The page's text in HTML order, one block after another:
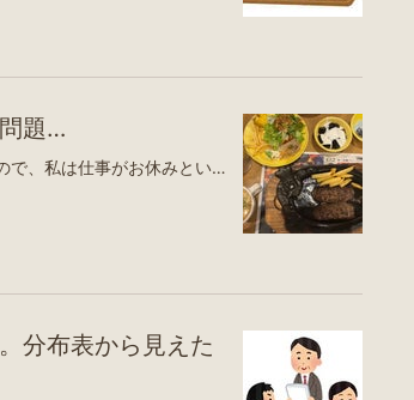
題…
昨日は娘が午前中、部活だったので、私は仕事がお休みということもあり、車で送り迎え🚗部活が終わる頃に迎えに行き、そのままお昼ご飯はブロンコビリーへ🥩お腹いっぱい食べて、その後はスーパーで買い物をして帰宅しました。午後は、ずっと悩んでいた娘の夏期講習について動くことに。まずは、同級生も通っているA塾へ電話をして話を聞きに行ってきました。ところが…。話を聞いてみると、夏期講習だけでは上位クラスの授業は受けられないとのこと。えっ、それ最初に言ってほしかった…💦しかも、9月以降の通常授業を受講することが前提だったようで、そんな説明は今まで一度も聞いていませんでした。こちらは「夏期講習だけ」で考えていると伝えていたので、正直ちょっとモヤモヤ…。そのまま早々に塾をでました。次にB塾へ電話。でも担当の先生方が面談や保護者会で対応中とのことで、この日は話ができず…。残念💦そこで今度は去年夏期講習でおせわになったC塾へ。ちょうど面談中だったそうですが、「1時間後なら大丈夫ですよ」と言っていただけたので、パンフレットをもらいに行くことに。すると、「せっかくなのでテストも受けてみますか？」とのことで、娘は英語と数学の30分テストを受験。結果や定期考査の成績を見てもらったところ、「上位クラス向けの選抜テストを受けてみませんか？」と勧めていただきました。ただ、そのテストは約3時間…。さすがにその日に受けるのは無理だったので、別日に設定してもらうことになりました😊その後はママ友と合流して久々に味の民芸で夕飯を。すると今度は、B塾から折り返しの電話が📱食事中だったのでゆっくり話せず、とりあえず改めて連絡をいただくことにしました。チャッピーにも相談してみたところ、「B塾とC塾、両方のテストを受けてみてから決めるのがいいかも」というアドバイス。娘は大変だとは思うけれど、実際に上位クラスのテストを受けてみて、自分に合う塾を選べたらいいなと思っています。それにしても、本当に忙しい娘…。部活があって、合唱コンクールの伴奏があって、勉強もあって、さらに夏期講習まで…。大丈夫なんだろうか…。本人が一番気にしているのは、やっぱり合唱コンクールの伴奏。音楽の先生が吹奏楽部の顧問でもあるので、断りづらかったみたいで…。「もう本当に嫌だ…。」と弱音をこぼす姿を見ると、親としても胸が痛くなります😭今思えば、無理だと思った時点で断るという選択肢もあったのかな…。でも引き受けた以上、できる範囲で頑張るしかないのかなとも思います。すでにキャパオーバー気味で心配は尽きませんが、無理をしすぎないように、親としてしっかり見守っていきたいと思います。令和7年産 国内産 ほほえみ米 5kg / 10kg お米 米 送料無料 白米 おいしい ごはん 10キロ 5キロ こめた こめた楽天市場店楽天市場味の民芸 手延べ半生うどんとつゆセット 和食麺処サガミ 手延べ製法 伝統 本格的 つるつる もちもち 細めんタイプ 2人前×3袋 【手延べうどん】【手延うどん】楽天市場ホテルユニバーサルポート楽天トラベルホテルユニバーサルポートヴィータ楽天トラベルホテル近鉄ユニバーサル・シティ楽天トラベルホテル京阪 ユニバーサル・タワー楽天トラベル
分布表から見えた